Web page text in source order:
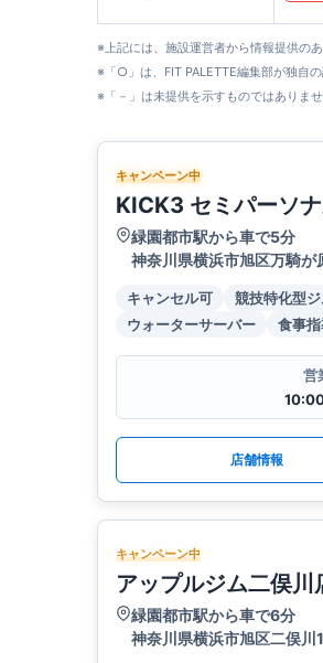
※上記には、施設運営者から情報提供の
※「○」は、FIT PALETTE編集部が独自
※「－」は未提供を示すものではありま
キャンペーン中
KICK3 セミパーソ
緑園都市駅から車で5分
神奈川県横浜市旭区万騎が
キャンセル可 競技特化型
ウォーターサーバー
食事
営
店舗情報
キャンペーン中
アップルジム二俣川
緑園都市駅から車で6分
神奈川県横浜市旭区二俣